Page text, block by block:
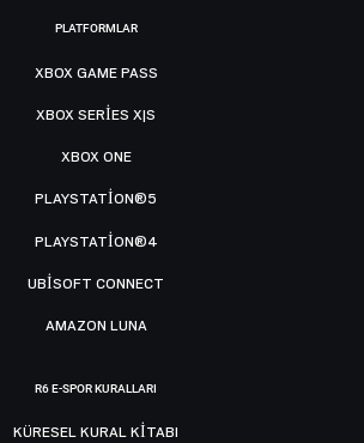
PLATFORMLAR
XBOX GAME PASS
XBOX SERIES X|S
XBOX ONE
PLAYSTATION®5
PLAYSTATION®4
UBISOFT CONNECT
AMAZON LUNA
R6 E-SPOR KURALLARI
KÜRESEL KURAL KITABI